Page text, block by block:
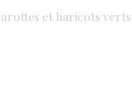
et haricots verts.